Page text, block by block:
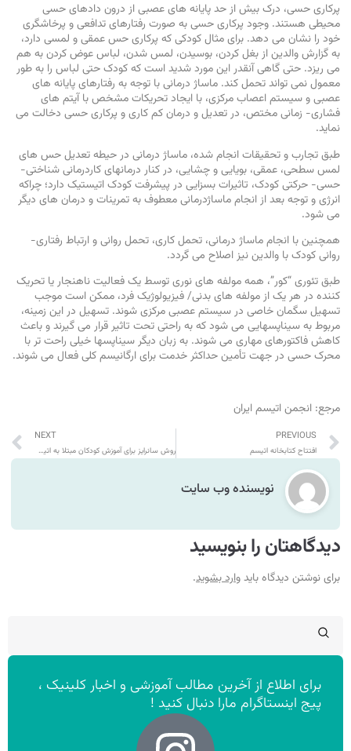
پرکاری حسی، درک بیش از حد پایانه های عصبی از درون دادهای حسی
محیطی هستند. وجود پرکاری حسی به صورت رفتارهای تدافعی و پرخاشگری
خود را نشان می دهد. برای مثال کودکی که پرکاری حس عمقی و لمسی دارد،
به گزارش والدین از بغل کردن، بوسیدن، لمس شدن، لباس عوض کردن به هم
می ریزد. حتی گاهی آنقدر این مورد شدید است که کودک حتی لباس را به طور
معمول نمی تواند تحمل کند. ماساژ درمانی با توجه به رفتارهای پایانه های
عصبی و سیستم اعصاب مرکزی، با ایجاد تحریکات مشخص با آیتم های
فشاری- زمانی مختص، در تعدیل و درمان کم کاری و پرکاری حسی دخالت می
نماید.
طبق تجارب و تحقیقات انجام شده، ماساژ درمانی در حیطه تعدیل حس های
لمس سطحی، عمقی، بویایی و چشایی، در کنار درمانهای کاردرمانی شناختی-
حسی- حرکتی کودک، تاثیرات بسزایی در پیشرفت کودک اتیستیک دارد؛ چراکه
انرژی و توجه بعد از انجام ماساژدرمانی معطوف به تمرینات و درمان های دیگر
می شود.
همچنین با انجام ماساژ درمانی، تحمل کاری، تحمل روانی و ارتباط رفتاری-
روانی کودک با والدین نیز اصلاح می گردد.
طبق تئوری “کور”، همه مولفه های نوری توسط یک فعالیت ناهنجار یا تحریک
کننده در هر یک از مولفه های بدنی/ فیزیولوژیک فرد، ممکن است موجب
تسهیل سگمان خاصی در سیستم عصبی مرکزی شوند. تسهیل در این زمینه،
مربوط به سیناپسهایی می شود که به راحتی تحت تاثیر قرار می گیرند و باعث
کاهش فاکتورهای مهاری می شوند. به زبان دیگر سیناپسها خیلی راحت تر با
محرک حسی در جهت تأمین حداکثر خدمت برای ارگانیسم کلی فعال می شوند.
مرجع: انجمن اتیسم ایران
PREVIOUS
افتتاح کتابخانه اتیسم
NEXT
روش سانرایز برای آموزش کودکان مبتلا به اتیسم
نویسنده وب سایت
دیدگاهتان را بنویسید
برای نوشتن دیدگاه بایدوارد بشوید.
برای اطلاع از آخرین مطالب آموزشی و اخبار کلینیک ،
پیج اینستاگرام مارا دنبال کنید !